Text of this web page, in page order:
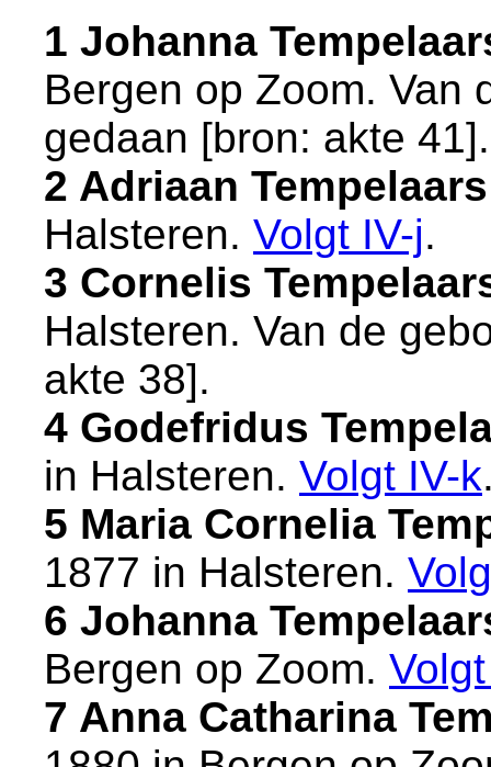
1 Johanna
Bergen op Zoom. Van
gedaan [bron: akte 41].
2 Adriaan Tempelaars
Halsteren. Volgt IV-j.
3 Cornelis
Halsteren. Van de
akte 38].
4 Godefridus
in Halsteren. Volgt IV-k
5 Maria Cornelia
1877 in Halsteren.
6 Johanna
Bergen op Zoom.
7 Anna Catharina